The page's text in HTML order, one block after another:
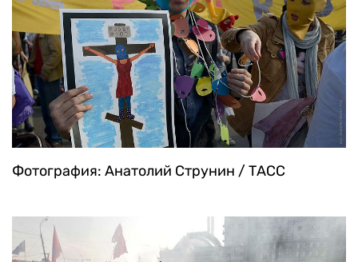
Фотография: Анатолий Струнин / ТАСС